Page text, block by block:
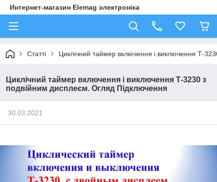
Интернет-магазин Elemag электроніка
Статті Циклічний таймер включення і виключення Т-
Циклічний таймер включення і виключення Т-3230 з
подвійним дисплеєм. Огляд Підключення
30.03.2021